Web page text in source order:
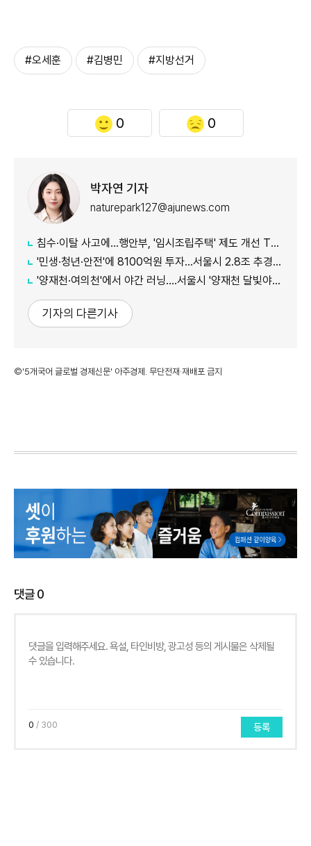
#오세훈 #김병민 #지방선거
0 0
박자연 기자
naturepark127@ajunews.com
침수·이탈 사고에...행안부, '임시조립주택' 제도 개선 TF 가동
'민생·청년·안전'에 8100억원 투자...서울시 2.8조 추경 예산 편성
'양재천·여의천'에서 야간 러닝....서울시 '양재천 달빛야행런' 개최
기자의 다른기사
©'5개국어 글로벌 경제신문' 아주경제. 무단전재·재배포 금지
댓글0
0 / 300 등록